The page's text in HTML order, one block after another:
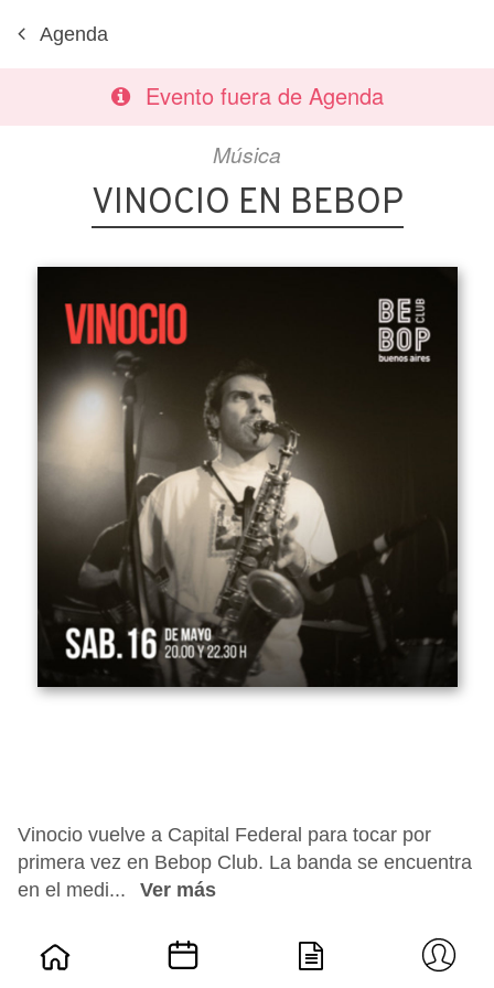
Agenda
Evento fuera de Agenda
Música
VINOCIO EN BEBOP
Vinocio vuelve a Capital Federal para tocar por
primera vez en Bebop Club. La banda se encuentra
en el medi...
Ver más